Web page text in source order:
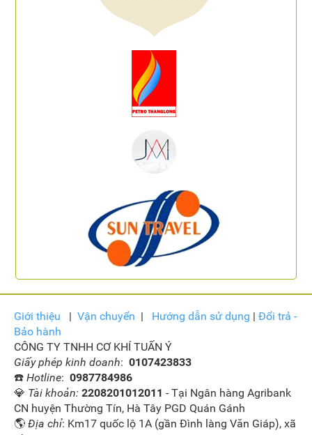
Giới thiệu | Vận chuyển | Hướng dẫn sử dụng | Đổi trả -
Bảo hành
CÔNG TY TNHH CƠ KHÍ TUẤN Ý
Giấy phép kinh doanh: 0107423833
☎️ Hotline: 0987784986
💎 Tài khoản: 2208201012011 - Tại Ngân hàng Agribank
CN huyện Thường Tín, Hà Tây PGD Quán Gánh
🌎 Địa chỉ: Km17 quốc lộ 1A (gần Đình làng Văn Giáp), xã